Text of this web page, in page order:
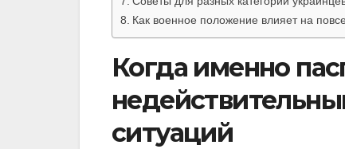
Как военное положение влияет на
Когда именно
ситуаций